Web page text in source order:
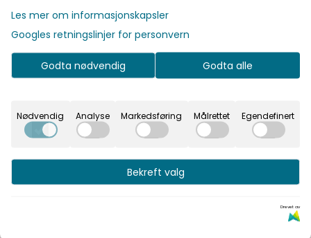
Les mer om informasjonskapsler
Googles retningslinjer for personvern
Godta nødvendig Godta alle
Nødvendig Analyse Markedsføring Målrettet Egendefinert
Bekreft valg
Drevet av